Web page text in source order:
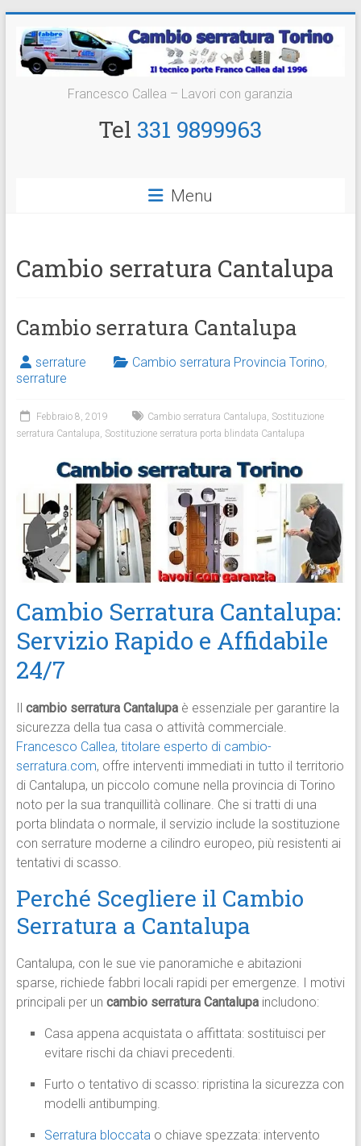
contenuto
Cambio
Serratura
Francesco Callea – Lavori con garanzia
Tel 331 9899963
Menu
Cambio serratura Cantalupa
Cambio serratura Cantalupa
serrature Cambio serratura Provincia Torino,
serrature
Febbraio 8, 2019 Cambio serratura Cantalupa, Sostituzione
serratura Cantalupa, Sostituzione serratura porta blindata Cantalupa
Cambio Serratura Cantalupa:
Servizio Rapido e Affidabile
24/7
cambio serratura Cantalupaè essenziale per garantire la
sicurezza della tua casa o attività commerciale.
Francesco Callea, titolare esperto di cambio-
serratura.com, offre interventi immediati in tutto il territorio
di Cantalupa, un piccolo comune nella provincia di Torino
noto per la sua tranquillità collinare. Che si tratti di una
porta blindata o normale, il servizio include la sostituzione
con serrature moderne a cilindro europeo, più resistenti ai
tentativi di scasso.
Perché Scegliere il Cambio
Serratura a Cantalupa
Cantalupa, con le sue vie panoramiche e abitazioni
sparse, richiede fabbri locali rapidi per emergenze. I motivi
principali per un cambio serratura Cantalupaincludono:
Casa appena acquistata o affittata: sostituisci per
evitare rischi da chiavi precedenti.
Furto o tentativo di scasso: ripristina la sicurezza con
modelli antibumping.
Serratura bloccatao chiave spezzata: intervento